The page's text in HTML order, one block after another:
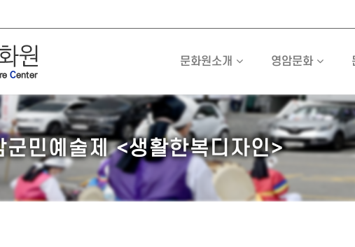
문화원소개 영암문화
민예술제 <생활한복디자인>